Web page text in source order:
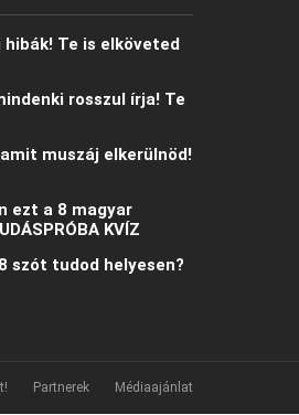
Te is elköveted
rosszul írja! Te
muszáj elkerülnöd!
ezt a 8 magyar
KVÍZ
szót tudod helyesen?
Partnerek Médiaajánlat